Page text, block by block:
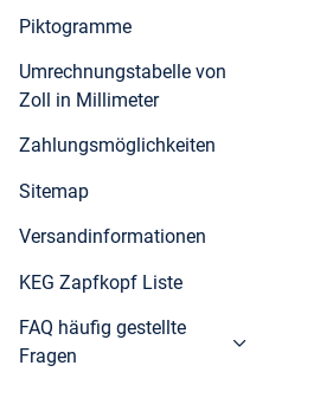
Piktogramme
Umrechnungstabelle von
Zoll in Millimeter
Zahlungsmöglichkeiten
Sitemap
Versandinformationen
KEG Zapfkopf Liste
FAQ häufig gestellte
Fragen